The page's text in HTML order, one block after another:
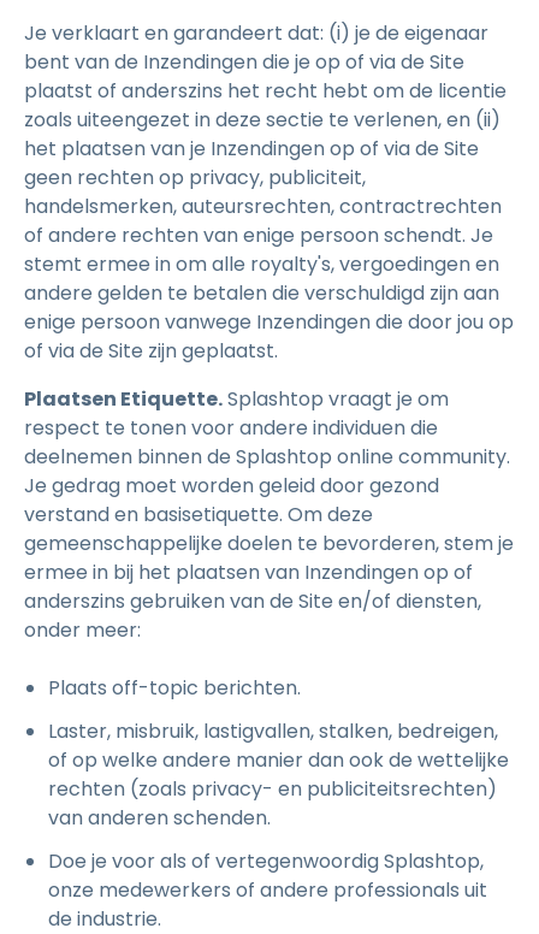
Je verklaart en garandeert dat: (i) je de eigenaar
bent van de Inzendingen die je op of via de Site
plaatst of anderszins het recht hebt om de licentie
zoals uiteengezet in deze sectie te verlenen, en (ii)
het plaatsen van je Inzendingen op of via de Site
geen rechten op privacy, publiciteit,
handelsmerken, auteursrechten, contractrechten
of andere rechten van enige persoon schendt. Je
stemt ermee in om alle royalty's, vergoedingen en
andere gelden te betalen die verschuldigd zijn aan
enige persoon vanwege Inzendingen die door jou op
of via de Site zijn geplaatst.
Plaatsen Etiquette.Splashtop vraagt je om
respect te tonen voor andere individuen die
deelnemen binnen de Splashtop online community.
Je gedrag moet worden geleid door gezond
verstand en basisetiquette. Om deze
gemeenschappelijke doelen te bevorderen, stem je
ermee in bij het plaatsen van Inzendingen op of
anderszins gebruiken van de Site en/of diensten,
onder meer:
Plaats off-topic berichten.
Laster, misbruik, lastigvallen, stalken, bedreigen,
of op welke andere manier dan ook de wettelijke
rechten (zoals privacy- en publiciteitsrechten)
van anderen schenden.
Doe je voor als of vertegenwoordig Splashtop,
onze medewerkers of andere professionals uit
de industrie.